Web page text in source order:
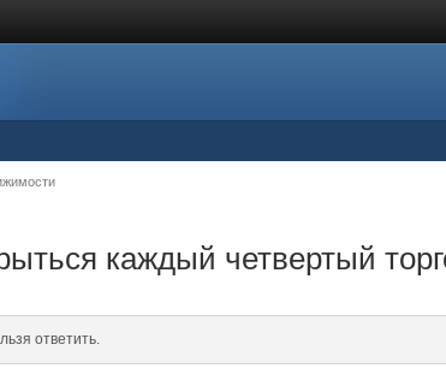
каждый четвертый
ответить.